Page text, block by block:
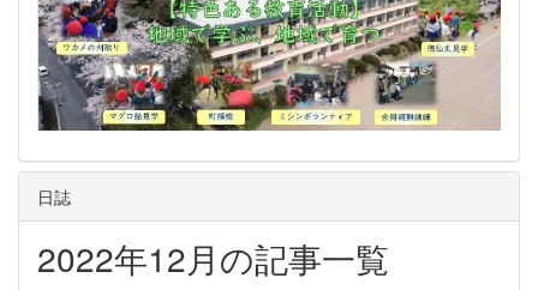
日誌
2022年12月の記事一覧